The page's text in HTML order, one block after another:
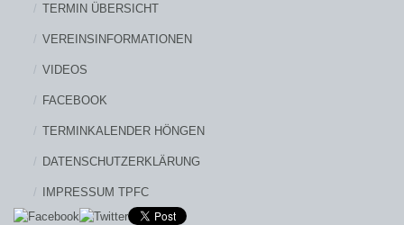
TERMIN ÜBERSICHT
VEREINSINFORMATIONEN
VIDEOS
FACEBOOK
TERMINKALENDER HÖNGEN
DATENSCHUTZERKLÄRUNG
IMPRESSUM TPFC